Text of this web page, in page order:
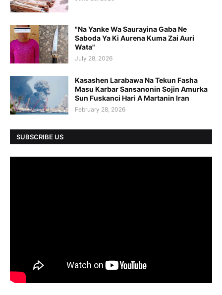
"Na Yanke Wa Saurayina Gaba Ne
Saboda Ya Ki Aurena Kuma Zai Auri
Wata"
July 28, 2026
Kasashen Larabawa Na Tekun Fasha
Masu Karbar Sansanonin Sojin Amurka
Sun Fuskanci Hari A Martanin Iran
February 28, 2026
SUBSCRIBE US